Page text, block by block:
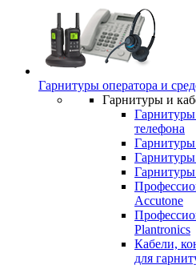
Гарнитуры оператора и
Гарнитуры и
Гарнитуры
телефона
Гарнитуры
Accutone
Plantronics
Кабели,
для